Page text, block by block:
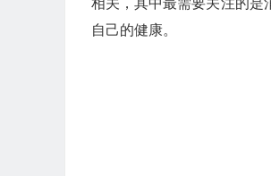
相关，其中最需要关注的是
自己的健康。